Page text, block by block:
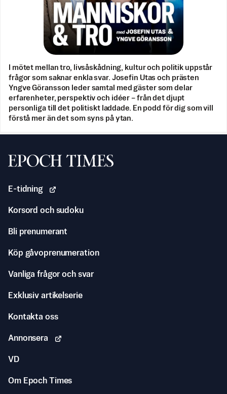
I mötet mellan tro, livsåskådning, kultur och politik uppstår
frågor som saknar enkla svar. Josefin Utas och prästen
Yngve Göransson leder samtal med gäster som delar
erfarenheter, perspektiv och idéer – från det djupt
personliga till det politiskt laddade. En podd för dig som vill
förstå mer än det som syns på ytan.
Svenska Epoch Times
E-tidning
Korsord och sudoku
Bli prenumerant
Köp gåvoprenumeration
Vanliga frågor och svar
Exklusiv artikelserie
Kontakta oss
Annonsera
VD
Om Epoch Times